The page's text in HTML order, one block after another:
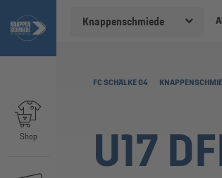
Knappenschmiede
Shop
FC SCHALKE 04
U17